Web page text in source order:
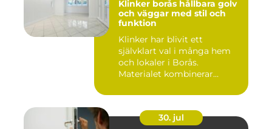
Klinker borås hållbara golv
och väggar med stil och
funktion
Klinker har blivit ett
självklart val i många hem
och lokaler i Borås.
Materialet kombinerar
30. jul